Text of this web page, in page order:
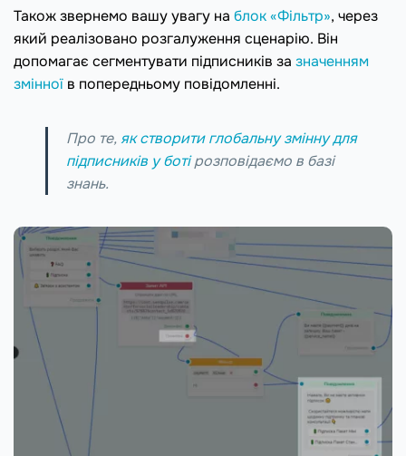
Також звернемо вашу увагу на блок «Фільтр», через
який реалізовано розгалуження сценарію. Він
допомагає сегментувати підписників за значенням
змінної в попередньому повідомленні.
Про те,як створити глобальну змінну для
підписників у ботірозповідаємо в базі
знань.